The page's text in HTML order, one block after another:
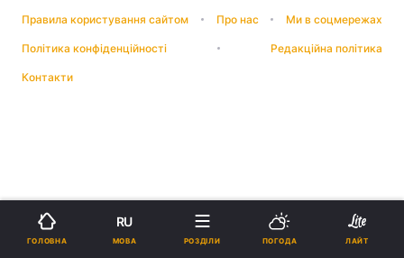
Правила користування сайтом Про нас Ми в соцмережах
Політика конфіденційності Редакційна політика
Контакти
ГОЛОВНА
RU
МОВА РОЗДІЛИ ПОГОДА ЛАЙТ